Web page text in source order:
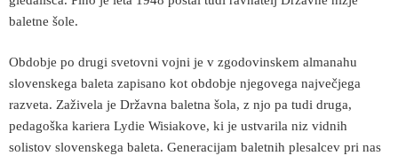
baletne šole.
Obdobje po drugi svetovni vojni je v zgodovinskem almanahu
slovenskega baleta zapisano kot obdobje njegovega največjega
razveta. Zaživela je Državna baletna šola, z njo pa tudi druga,
pedagoška kariera Lydie Wisiakove, ki je ustvarila niz vidnih
solistov slovenskega baleta. Generacijam baletnih plesalcev pri nas